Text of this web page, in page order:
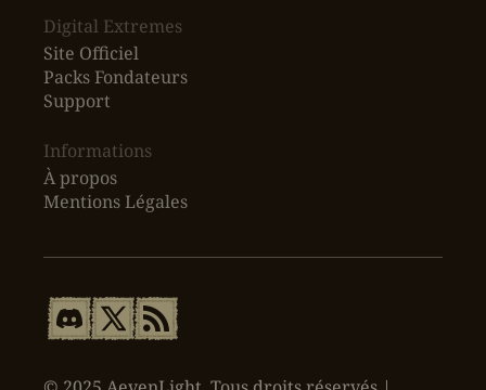
Digital Extremes
Site Officiel
Packs Fondateurs
Support
Informations
À propos
Mentions Légales